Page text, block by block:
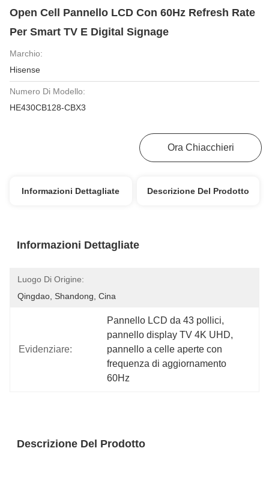
Open Cell Pannello LCD Con 60Hz Refresh Rate
Per Smart TV E Digital Signage
Marchio:
Hisense
Numero Di Modello:
HE430CB128-CBX3
Ora Chiacchieri
Informazioni Dettagliate Descrizione Del Prodotto
Informazioni Dettagliate
Luogo Di Origine:
Qingdao, Shandong, Cina
Evidenziare:
Pannello LCD da 43 pollici,
pannello display TV 4K UHD,
pannello a celle aperte con
frequenza di aggiornamento
60Hz
Descrizione Del Prodotto